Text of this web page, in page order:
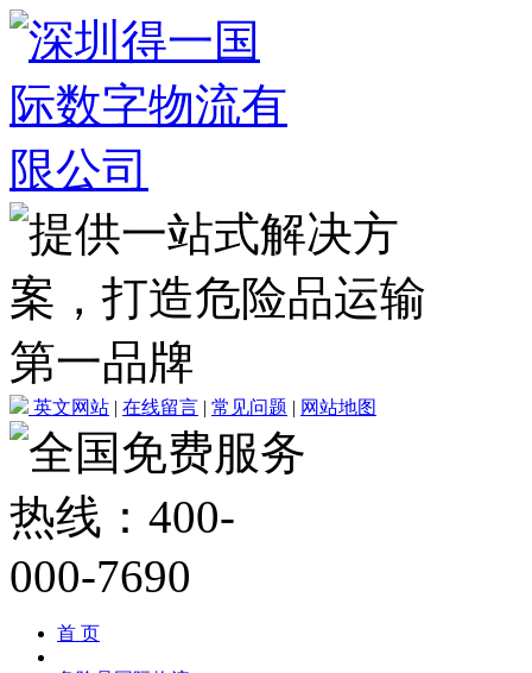
英文网站 | 在线留言 | 常见问题 | 网站地图
首 页